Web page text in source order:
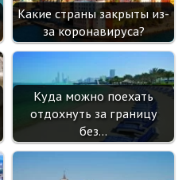
Какие страны закрыты из-
за коронавируса?
Куда можно поехать
отдохнуть за границу
без…